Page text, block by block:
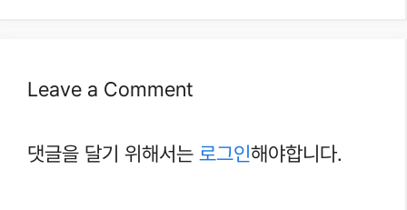
Leave a Comment
댓글을 달기 위해서는 로그인해야합니다.